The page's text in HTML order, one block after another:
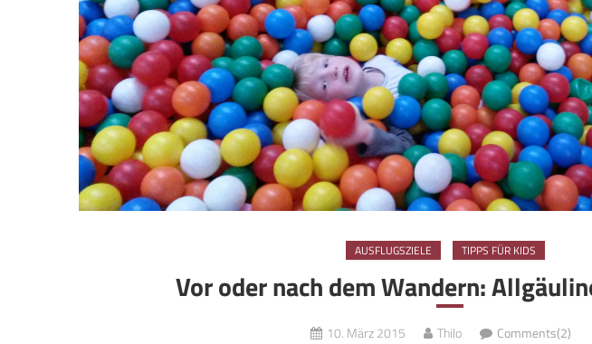
AUSFLUGSZIELE TIPPS FÜR KIDS
Vor oder nach dem Wandern:
10. März 2015 Thilo Comments(2)